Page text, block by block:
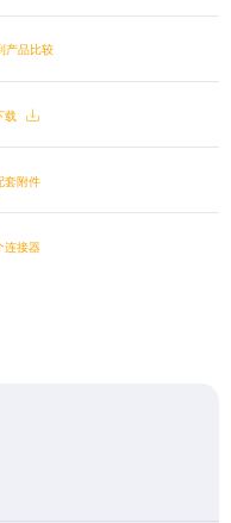
产品比较
载
套附件
连接器